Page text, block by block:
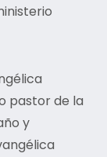
pastor de la
y